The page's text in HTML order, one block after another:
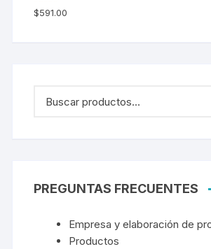
Valorado en
5.00 de 5
$591.00
PREGUNTAS FRECUENTES
Empresa y elaboración de
Productos